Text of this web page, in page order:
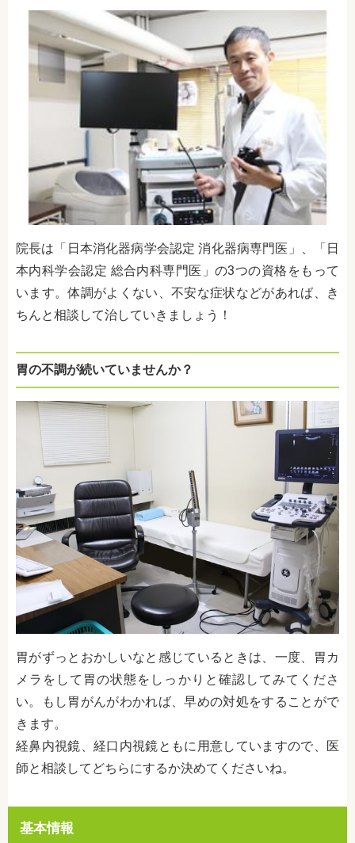
院長は 「日本消化器病学会認定 消化器病専門医」、
「日
本内科学会認定 総合内科専門医」の3つの資格をもって
います。体調がよくない、不安な症状などがあれば、き
ちんと相談して治していきましょう！
胃の不調が続いていませんか？
胃がずっとおかしいなと感じているときは、一度、胃カ
メラをして胃の状態をしっかりと確認してみてくださ
い。もし胃がんがわかれば、早めの対処をすることがで
きます。
経鼻内視鏡、経口内視鏡ともに用意していますので、医
師と相談してどちらにするか決めてくださいね。
基本情報